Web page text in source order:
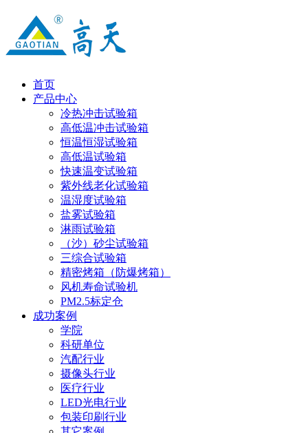
首页
产品中心
冷热冲击试验箱
高低温冲击试验箱
恒温恒湿试验箱
高低温试验箱
快速温变试验箱
紫外线老化试验箱
温湿度试验箱
盐雾试验箱
淋雨试验箱
（沙）砂尘试验箱
三综合试验箱
精密烤箱（防爆烤箱）
风机寿命试验机
PM2.5标定仓
成功案例
学院
科研单位
汽配行业
摄像头行业
医疗行业
LED光电行业
包装印刷行业